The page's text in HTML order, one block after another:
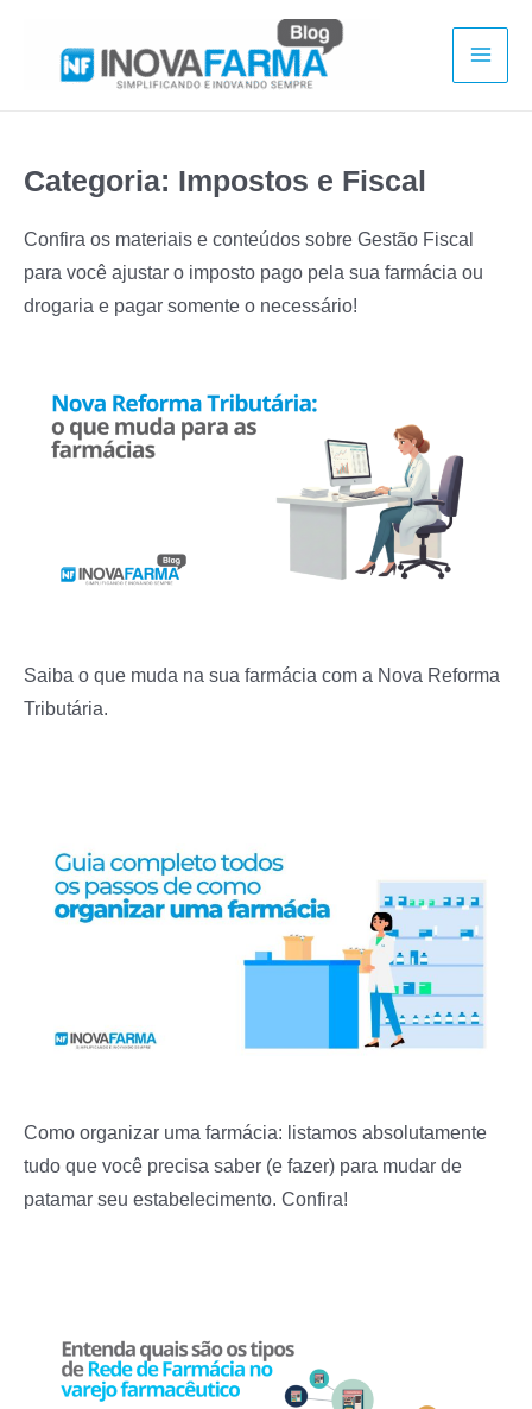
Main
Categoria: Impostos e Fiscal
Confira os materiais e conteúdos sobre Gestão Fiscal
para você ajustar o imposto pago pela sua farmácia ou
drogaria e pagar somente o necessário!
Saiba o que muda na sua farmácia com a Nova Reforma
Tributária.
Como organizar uma farmácia: listamos absolutamente
tudo que você precisa saber (e fazer) para mudar de
patamar seu estabelecimento. Confira!